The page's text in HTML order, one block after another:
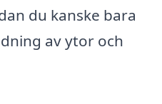
du kanske bara
av ytor och